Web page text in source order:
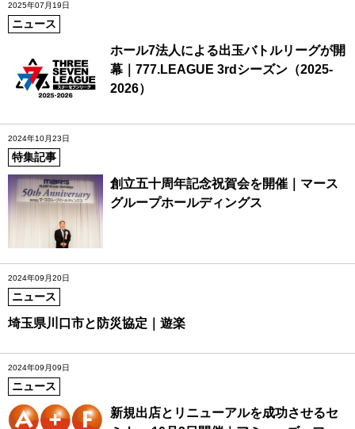
2025年07月19日
ニュース
ホール7法人による出玉バトルリーグが開
幕｜777.LEAGUE 3rdシーズン（2025-
2026）
2024年10月23日
特集記事
創立五十周年記念祝賀会を開催｜マース
グループホールディングス
2024年09月20日
ニュース
埼玉県川口市と防災協定｜遊楽
2024年09月09日
ニュース
新規出店とリニューアルを成功させるセ